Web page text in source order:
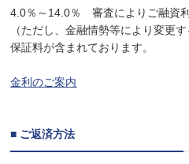
4.0％～14.0％ 審査によりご融資利
（ただし、金融情勢等により変更
保証料が含まれております。
金利のご案内
■ ご返済方法